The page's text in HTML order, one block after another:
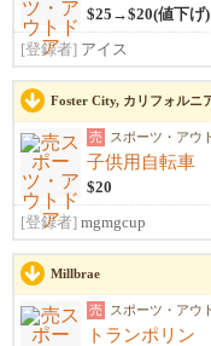
$25→$20(値下げ)
[登録者] アイス
Foster City, カリフォルニ
売 スポーツ・アウ
子供用自転車
$20
[登録者] mgmgcup
Millbrae
売 スポーツ・アウ
トランポリン